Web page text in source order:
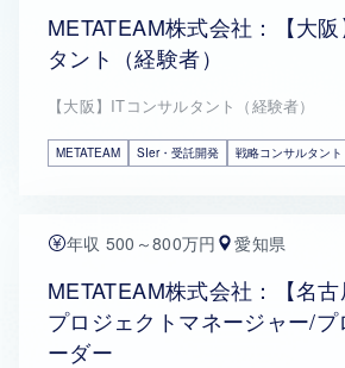
METATEAM株式会社：【大
タント（経験者）
【大阪】ITコンサルタント（経験者）
METATEAM SIer・受託開発 戦略コンサルタント
年収 500～800万円 愛知県
METATEAM株式会社：【名
プロジェクトマネージャー/プ
ーダー